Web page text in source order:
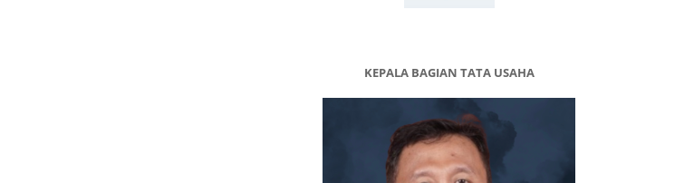
KEPALA BAGIAN TATA USAHA